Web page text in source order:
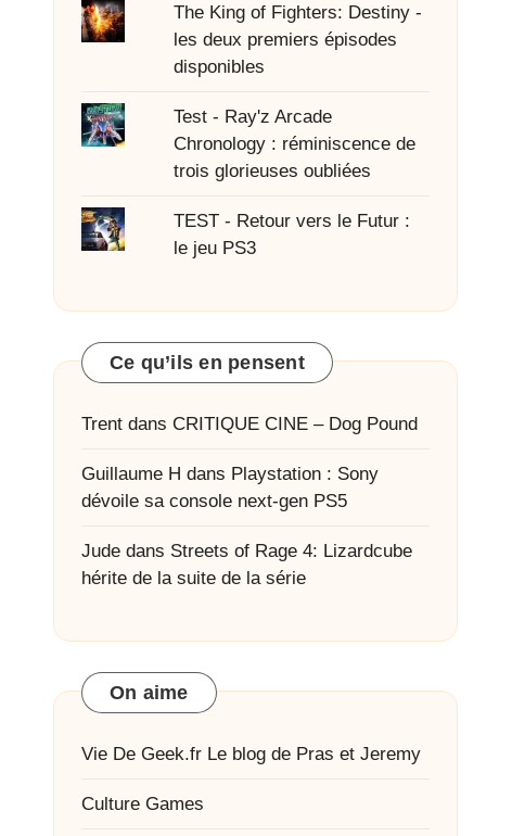
The King of Fighters: Destiny -
les deux premiers épisodes
disponibles
Test - Ray'z Arcade
Chronology : réminiscence de
trois glorieuses oubliées
TEST - Retour vers le Futur :
le jeu PS3
Ce qu’ils en pensent
Trentdans CRITIQUE CINE – Dog Pound
Guillaume H dans Playstation : Sony
dévoile sa console next-gen PS5
Judedans Streets of Rage 4: Lizardcube
hérite de la suite de la série
On aime
Vie De Geek.frLe blog de Pras et Jeremy
Culture Games